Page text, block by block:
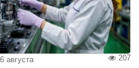
207
августа